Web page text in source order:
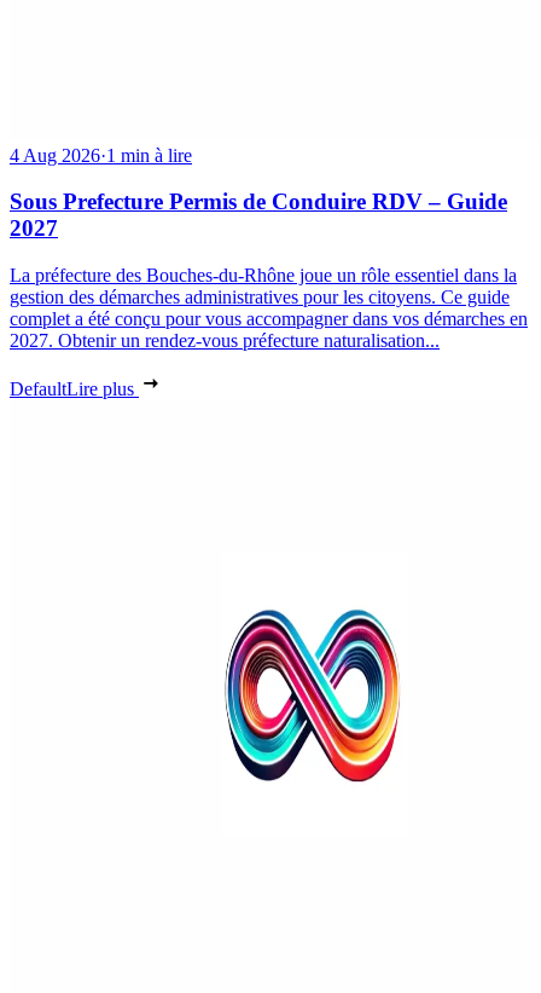
4 Aug 2026·1 min à lire
Sous Prefecture Permis de Conduire RDV – Guide
2027
La préfecture des Bouches-du-Rhône joue un rôle essentiel dans la
gestion des démarches administratives pour les citoyens. Ce guide
complet a été conçu pour vous accompagner dans vos démarches en
2027. Obtenir un rendez-vous préfecture naturalisation...
DefaultLire plus